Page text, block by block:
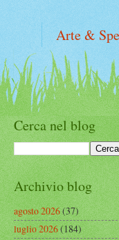
Arte &
Cerca nel blog
Archivio blog
agosto 2026(37)
luglio 2026(184)